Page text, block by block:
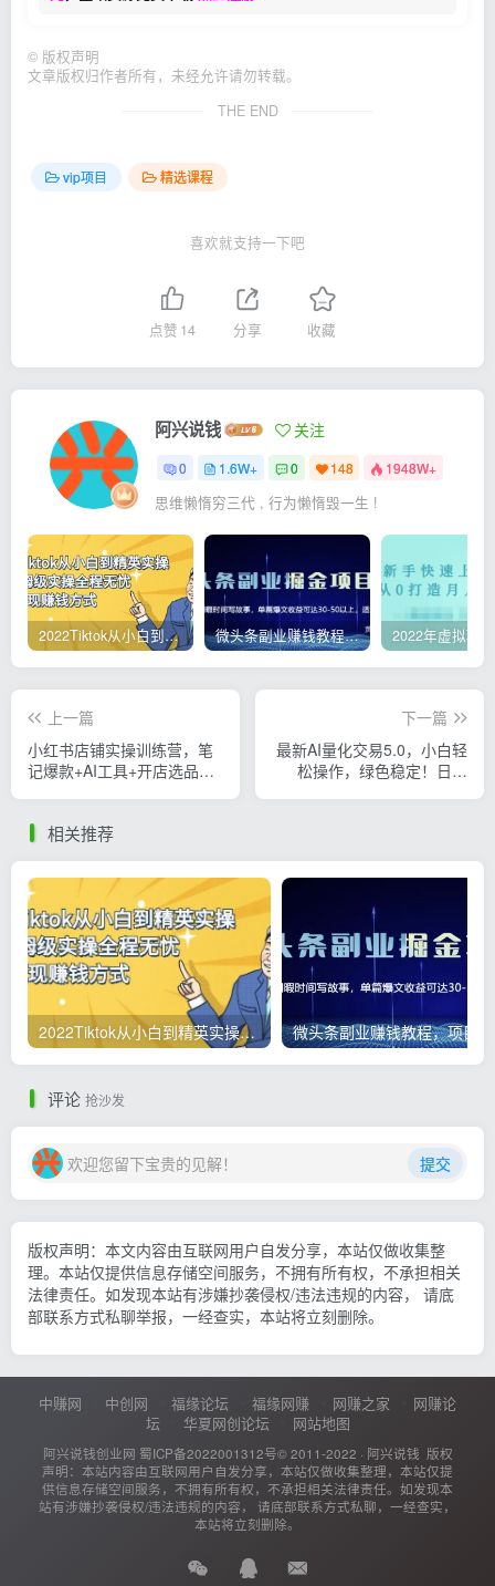
© 版权声明
文章版权归作者所有，未经允许请勿转载。
THE END
vip项目 精选课程
喜欢就支持一下吧
点赞 14 分享 收藏
阿兴说钱 关注
0 1.6W+ 0 148 1948W+
思维懒惰穷三代 , 行为懒惰毁一生 !
2022Tiktok从小白到精英实操，0-1保姆级实操全程无忧，多种变现赚钱方式 微头条副业赚钱教程，项目单号单天做到50-100+收益
上一篇
小红书店铺实操训练营，笔
记爆款+AI工具+开店选品全
下一篇
最新AI量化交易5.0，小白轻
松操作，绿色稳定！日入
相关推荐
2022Tiktok从小白到精英实操，0-1保姆级实操全程无忧，多种变现赚钱方式
评论 抢沙发
欢迎您留下宝贵的见解！ 提交
版权声明：本文内容由互联网用户自发分享，本站仅做收集整
理。本站仅提供信息存储空间服务，不拥有所有权，不承担相关
法律责任。如发现本站有涉嫌抄袭侵权/违法违规的内容， 请底
部联系方式私聊举报，一经查实，本站将立刻删除。
中赚网 中创网 福缘论坛 福缘网赚 网赚之家
网赚论
坛
华夏网创论坛 网站地图
阿兴说钱创业网 蜀ICP备2022001312号© 2011-2022 · 阿兴说钱 版权
声明：本站内容由互联网用户自发分享，本站仅做收集整理，本站仅提
供信息存储空间服务，不拥有所有权，不承担相关法律责任。如发现本
站有涉嫌抄袭侵权/违法违规的内容， 请底部联系方式私聊，一经查实，
本站将立刻删除。